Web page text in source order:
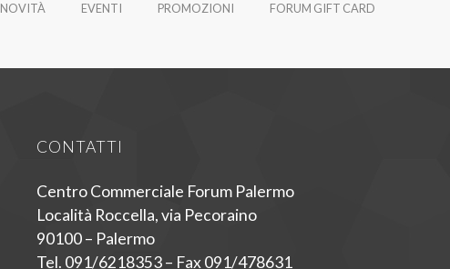
NOVITÀ EVENTI PROMOZIONI FORUM GIFT CARD
CONTATTI
Centro Commerciale Forum Palermo
Località Roccella, via Pecoraino
90100 – Palermo
Tel. 091/6218353 – Fax 091/478631